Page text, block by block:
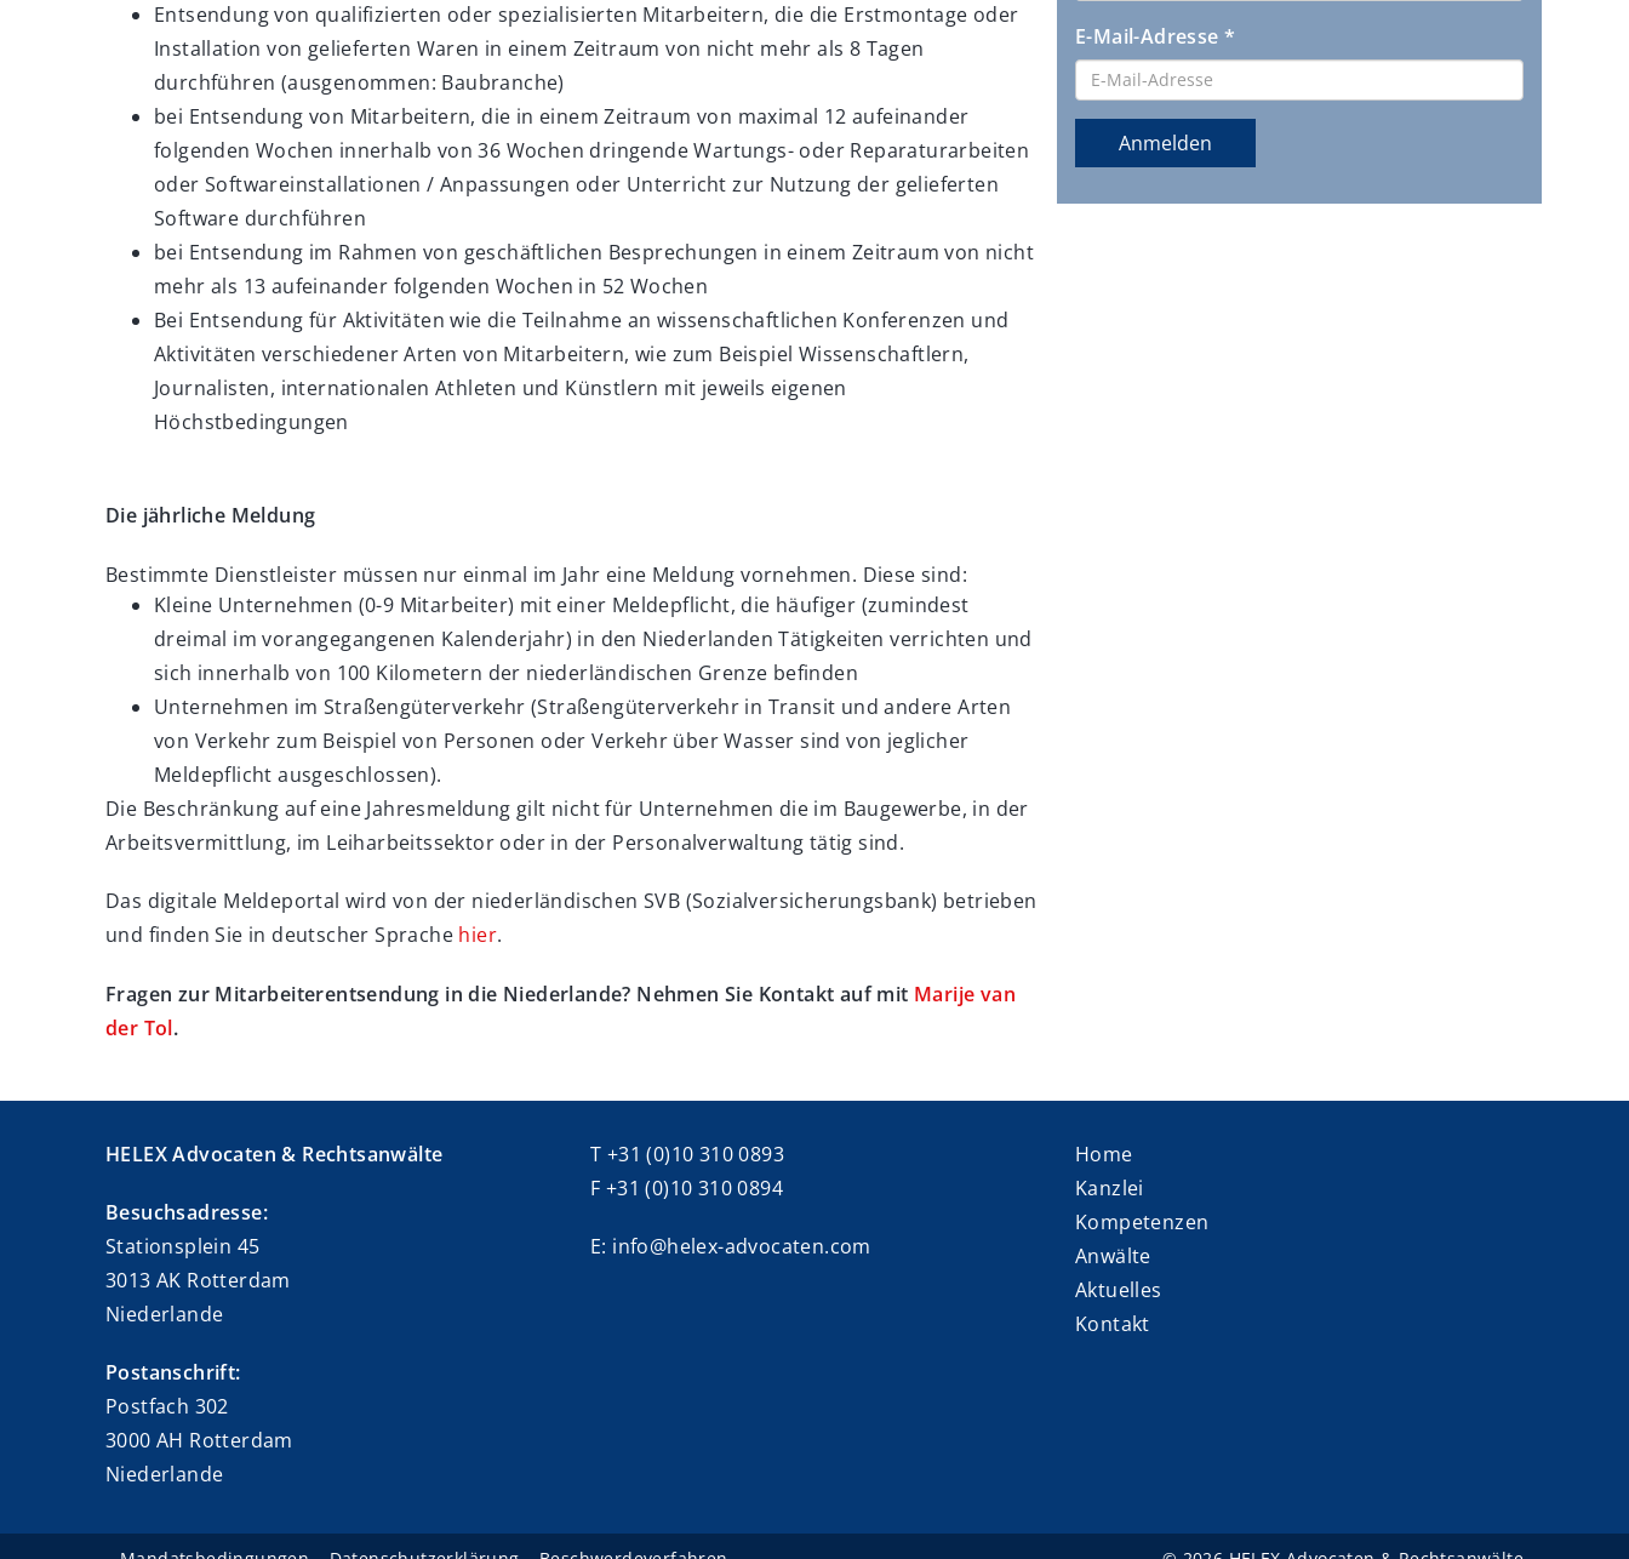
Entsendung von qualifizierten oder spezialisierten Mitarbeitern, die die Erstmontage oder
Installation von gelieferten Waren in einem Zeitraum von nicht mehr als 8 Tagen
durchführen (ausgenommen: Baubranche)
bei Entsendung von Mitarbeitern, die in einem Zeitraum von maximal 12 aufeinander
folgenden Wochen innerhalb von 36 Wochen dringende Wartungs- oder Reparaturarbeiten
oder Softwareinstallationen / Anpassungen oder Unterricht zur Nutzung der gelieferten
Software durchführen
bei Entsendung im Rahmen von geschäftlichen Besprechungen in einem Zeitraum von nicht
mehr als 13 aufeinander folgenden Wochen in 52 Wochen
Bei Entsendung für Aktivitäten wie die Teilnahme an wissenschaftlichen Konferenzen und
Aktivitäten verschiedener Arten von Mitarbeitern, wie zum Beispiel Wissenschaftlern,
Journalisten, internationalen Athleten und Künstlern mit jeweils eigenen
Höchstbedingungen
Die jährliche Meldung
Bestimmte Dienstleister müssen nur einmal im Jahr eine Meldung vornehmen. Diese sind:
Kleine Unternehmen (0-9 Mitarbeiter) mit einer Meldepflicht, die häufiger (zumindest
dreimal im vorangegangenen Kalenderjahr) in den Niederlanden Tätigkeiten verrichten und
sich innerhalb von 100 Kilometern der niederländischen Grenze befinden
Unternehmen im Straßengüterverkehr (Straßengüterverkehr in Transit und andere Arten
von Verkehr zum Beispiel von Personen oder Verkehr über Wasser sind von jeglicher
Meldepflicht ausgeschlossen).
Die Beschränkung auf eine Jahresmeldung gilt nicht für Unternehmen die im Baugewerbe, in der
Arbeitsvermittlung, im Leiharbeitssektor oder in der Personalverwaltung tätig sind.
Das digitale Meldeportal wird von der niederländischen SVB (Sozialversicherungsbank) betrieben
und finden Sie in deutscher Sprache hier.
Fragen zur Mitarbeiterentsendung in die Niederlande? Nehmen Sie Kontakt auf mit Marije van
der Tol.
E-Mail-Adresse *
Anmelden
HELEX Advocaten & Rechtsanwälte
Besuchsadresse:
Stationsplein 45
3013 AK Rotterdam
Niederlande
Postanschrift:
Postfach 302
3000 AH Rotterdam
Niederlande
T +31 (0)10 310 0893
F +31 (0)10 310 0894
E: info@helex-advocaten.com
Home
Kanzlei
Kompetenzen
Anwälte
Aktuelles
Kontakt